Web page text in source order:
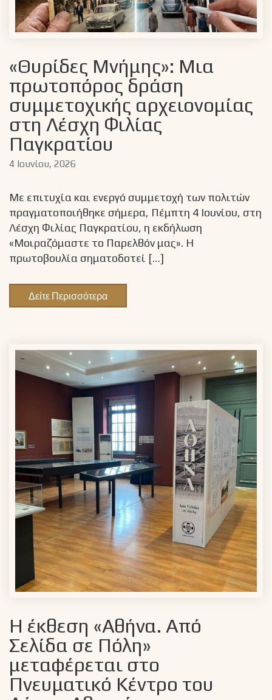
«Θυρίδες Μνήμης»: Μια
πρωτοπόρος δράση
συμμετοχικής αρχειονομίας
στη Λέσχη Φιλίας
Παγκρατίου
4 Ιουνίου, 2026
Με επιτυχία και ενεργό συμμετοχή των πολιτών
πραγματοποιήθηκε σήμερα, Πέμπτη 4 Ιουνίου, στη
Λέσχη Φιλίας Παγκρατίου, η εκδήλωση
«Μοιραζόμαστε το Παρελθόν μας». Η
πρωτοβουλία σηματοδοτεί […]
Δείτε Περισσότερα
Η έκθεση «Αθήνα. Από
Σελίδα σε Πόλη»
μεταφέρεται στο
Πνευματικό Κέντρο του